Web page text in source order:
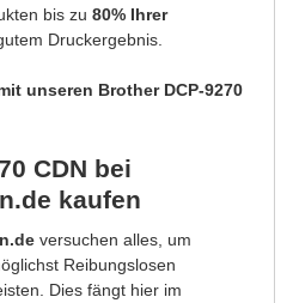
bis zu 80% Ihrer
Druckergebnis.
unseren Brother DCP-9270
CDN bei
kaufen
versuchen alles, um
Reibungslosen
Dies fängt hier im